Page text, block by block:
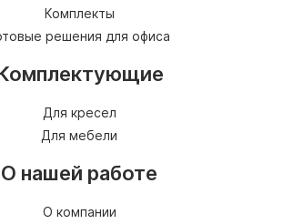
Комплекты
решения для офиса
Для кресел
Для мебели
О нашей работе
О компании